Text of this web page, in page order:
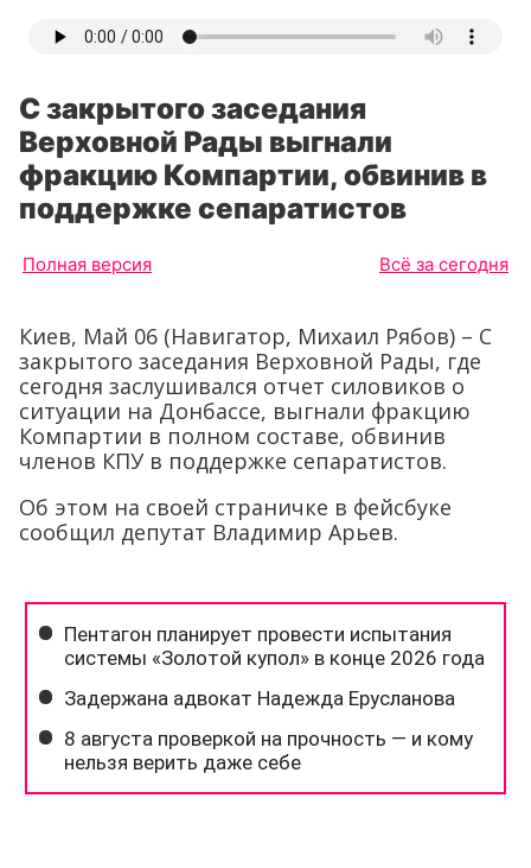
С закрытого заседания
Верховной Рады выгнали
фракцию Компартии, обвинив в
поддержке сепаратистов
Полная версия Всё за сегодня
Киев, Май 06 (Навигатор, Михаил Рябов) – С
закрытого заседания Верховной Рады, где
сегодня заслушивался отчет силовиков о
ситуации на Донбассе, выгнали фракцию
Компартии в полном составе, обвинив
членов КПУ в поддержке сепаратистов.
Об этом на своей страничке в фейсбуке
сообщил депутат Владимир Арьев.